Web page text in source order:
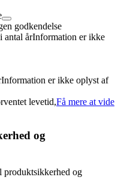
godkendelse
antal årInformation er ikke
Information er ikke oplyst af
levetid,Få mere at vide
og
produktsikkerhed og